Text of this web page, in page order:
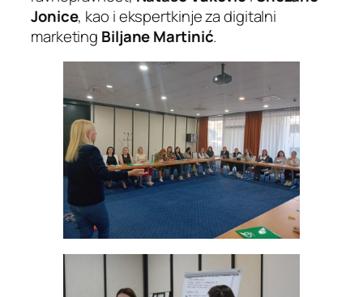
Jonice, kao i ekspertkinje za digitalni
marketing Biljane Martinić.